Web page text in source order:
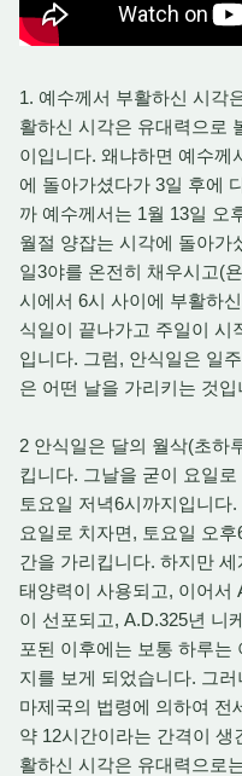
1. 예수께서 부활하신 시각
활하신 시각은 유대력으로
이입니다. 왜냐하면 예수께
에 돌아가셨다가 3일 후에
까 예수께서는 1월 13일 오
월절 양잡는 시각에 돌아가
일3야를 온전히 채우시고(
시에서 6시 사이에 부활하
식일이 끝나가고 주일이 시
입니다. 그럼, 안식일은 일
은 어떤 날을 가리키는 것입
2 안식일은 달의 월삭(초하
킵니다. 그날을 굳이 요일
토요일 저녁6시까지입니다
요일로 치자면, 토요일 오
간을 가리킵니다. 하지만
태양력이 사용되고, 이어서
이 선포되고, A.D.325년 니
포된 이후에는 보통 하루는
지를 보게 되었습니다. 그
마제국의 법령에 의하여 전
약 12시간이라는 간격이
활하신 시각은 유대력으로